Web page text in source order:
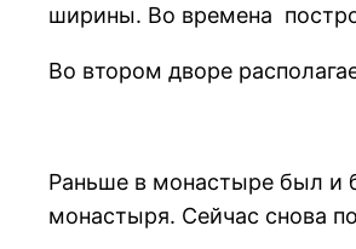
ширины. Во времена
Во втором дворе
Раньше в монастыре был и
монастыря. Сейчас снова